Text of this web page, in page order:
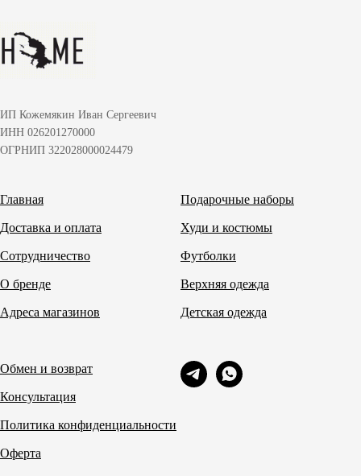
ИП Кожемякин Иван Сергеевич
ИНН 026201270000
ОГРНИП 322028000024479
Главная
Доставка и оплата
Сотрудничество
О бренде
Адреса магазинов
Подарочные наборы
Худи и костюмы
Футболки
Верхняя одежда
Детская одежда
Обмен и возврат
Консультация
Политика конфиденциальности
Оферта